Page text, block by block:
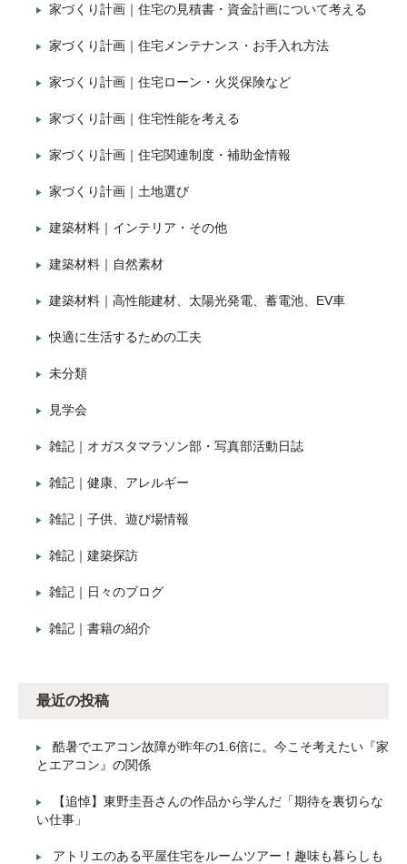
家づくり計画｜住宅の見積書・資金計画について考える
家づくり計画｜住宅メンテナンス・お手入れ方法
家づくり計画｜住宅ローン・火災保険など
家づくり計画｜住宅性能を考える
家づくり計画｜住宅関連制度・補助金情報
家づくり計画｜土地選び
建築材料｜インテリア・その他
建築材料｜自然素材
建築材料｜高性能建材、太陽光発電、蓄電池、EV車
快適に生活するための工夫
未分類
見学会
雑記｜オガスタマラソン部・写真部活動日誌
雑記｜健康、アレルギー
雑記｜子供、遊び場情報
雑記｜建築探訪
雑記｜日々のブログ
雑記｜書籍の紹介
最近の投稿
酷暑でエアコン故障が昨年の1.6倍に。今こそ考えたい『家
とエアコン』の関係
【追悼】東野圭吾さんの作品から学んだ「期待を裏切らな
い仕事」
アトリエのある平屋住宅をルームツアー！趣味も暮らしも